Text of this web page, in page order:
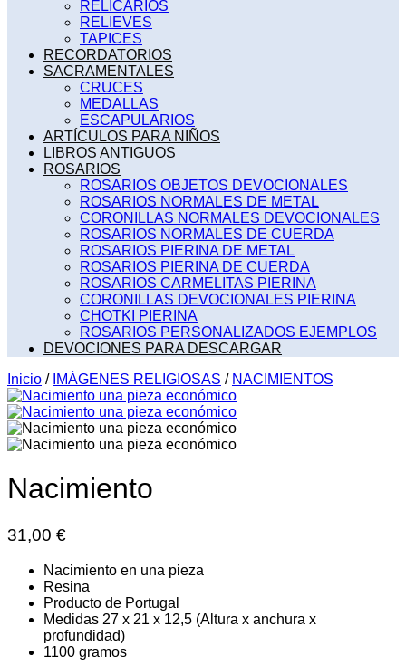
RELICARIOS
RELIEVES
TAPICES
RECORDATORIOS
SACRAMENTALES
CRUCES
MEDALLAS
ESCAPULARIOS
ARTÍCULOS PARA NIÑOS
LIBROS ANTIGUOS
ROSARIOS
ROSARIOS OBJETOS DEVOCIONALES
ROSARIOS NORMALES DE METAL
CORONILLAS NORMALES DEVOCIONALES
ROSARIOS NORMALES DE CUERDA
ROSARIOS PIERINA DE METAL
ROSARIOS PIERINA DE CUERDA
ROSARIOS CARMELITAS PIERINA
CORONILLAS DEVOCIONALES PIERINA
CHOTKI PIERINA
ROSARIOS PERSONALIZADOS EJEMPLOS
DEVOCIONES PARA DESCARGAR
Inicio / IMÁGENES RELIGIOSAS / NACIMIENTOS
Nacimiento
31,00 €
Nacimiento en una pieza
Resina
Producto de Portugal
Medidas 27 x 21 x 12,5 (Altura x anchura x
profundidad)
1100 gramos